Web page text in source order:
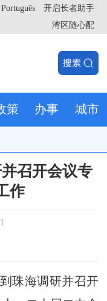
开启长者助手
Português
湾区随心配
策 办事 城市
召开会议专
作
珠海调研并召开